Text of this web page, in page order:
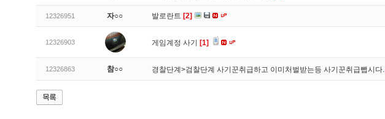
12326951 자○○ 발로란트 [2]
12326903 게임계정 사기 [1]
12326863 참○○ 경찰단계>검찰단계 사기꾼취급하고 이미처벌받는등 사기꾼취급뺍시다.